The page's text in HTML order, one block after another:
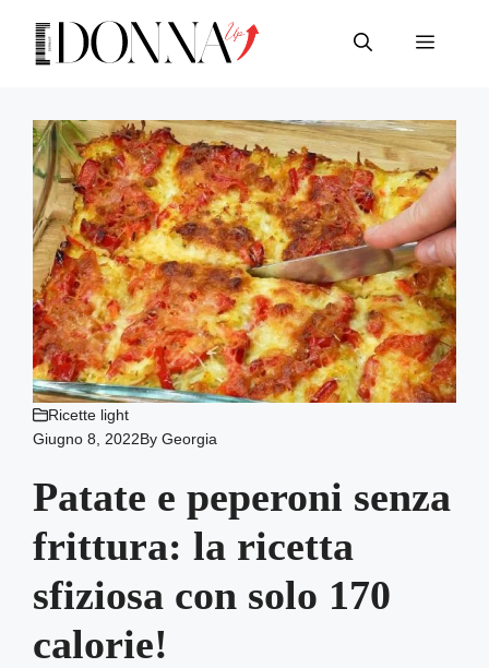
contenuto
Menu
Ricette light
Giugno 8, 2022ByGeorgia
Patate e peperoni senza
frittura: la ricetta
sfiziosa con solo 170
calorie!